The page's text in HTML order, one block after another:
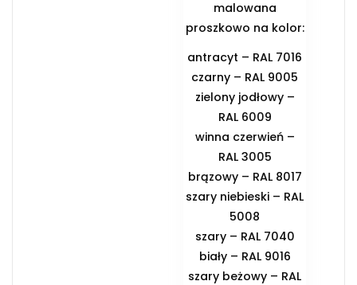
malowana
proszkowo na kolor:
antracyt – RAL 7016
czarny – RAL 9005
zielony jodłowy –
RAL 6009
winna czerwień –
RAL 3005
brązowy – RAL 8017
szary niebieski – RAL
5008
szary – RAL 7040
biały – RAL 9016
szary beżowy – RAL